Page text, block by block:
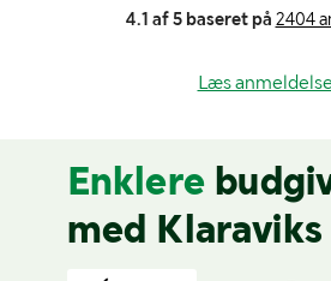
4.1 af 5 baseret på 2404
Læs
Enklere
med Klaraviks